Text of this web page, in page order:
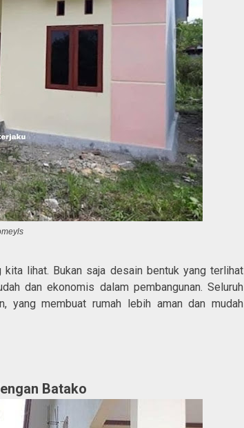
lihat. Bukan saja desain bentuk yang terlihat
dan ekonomis dalam pembangunan. Seluruh
yang membuat rumah lebih aman dan mudah
Batako